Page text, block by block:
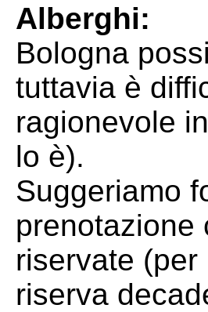
Alberghi:
Bologna
tuttavia è
ragionevole
lo è).
Suggeriamo
prenotazione
riservate
riserva